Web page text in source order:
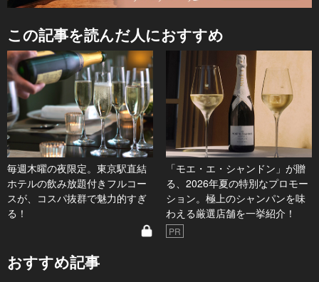
この記事を読んだ人におすすめ
毎週木曜の夜限定。東京駅直結
ホテルの飲み放題付きフルコー
スが、コスパ抜群で魅力的すぎ
る！
「モエ・エ・シャンドン」が贈
る、2026年夏の特別なプロモー
ション。極上のシャンパンを味
わえる厳選店舗を一挙紹介！
PR
おすすめ記事